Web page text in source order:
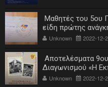
Μαθητές του 5ου
είδη πρώτης
Unknown 2022-12-
Αποτελέσματα
Διαγωνισμού «Η
ελληνισμού»
Unknown 2022-12-